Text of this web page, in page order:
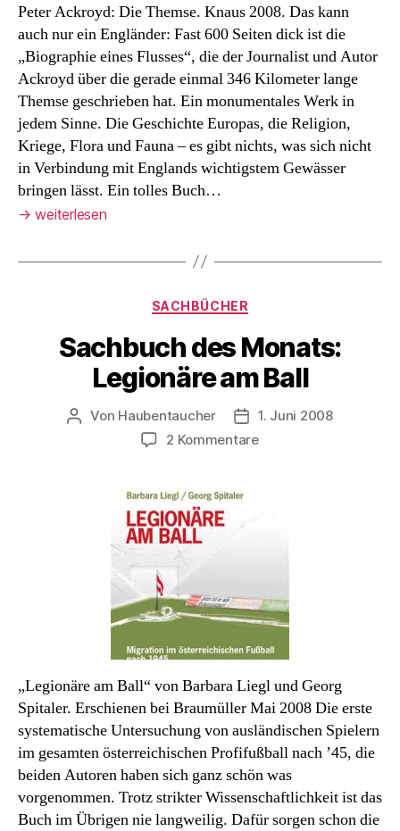
Peter Ackroyd: Die Themse. Knaus 2008. Das kann
auch nur ein Engländer: Fast 600 Seiten dick ist die
„Biographie eines Flusses“, die der Journalist und Autor
Ackroyd über die gerade einmal 346 Kilometer lange
Themse geschrieben hat. Ein monumentales Werk in
jedem Sinne. Die Geschichte Europas, die Religion,
Kriege, Flora und Fauna – es gibt nichts, was sich nicht
in Verbindung mit Englands wichtigstem Gewässer
bringen lässt. Ein tolles Buch…
→ weiterlesen
Kategorien
SACHBÜCHER
Sachbuch des Monats:
Legionäre am Ball
Beitragsautor
Von Haubentaucher Veröffentlichungsdatum
1. Juni 2008
2 Kommentarezu
„Legionäre am Ball“ von Barbara Liegl und Georg
Spitaler. Erschienen bei Braumüller Mai 2008 Die erste
systematische Untersuchung von ausländischen Spielern
im gesamten österreichischen Profifußball nach ’45, die
beiden Autoren haben sich ganz schön was
vorgenommen. Trotz strikter Wissenschaftlichkeit ist das
Buch im Übrigen nie langweilig. Dafür sorgen schon die